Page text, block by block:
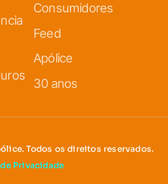
Consumidores
Feed
Apólice
30 anos
Todos os direitos reservados.
Privacidade